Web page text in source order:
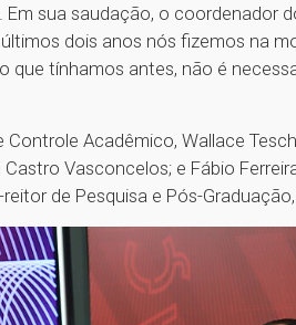
sua saudação, o coordenador
dois anos nós fizemos na
tínhamos antes, não é
Acadêmico, Wallace
Vasconcelos; e Fábio
de Pesquisa e Pós-Graduação,